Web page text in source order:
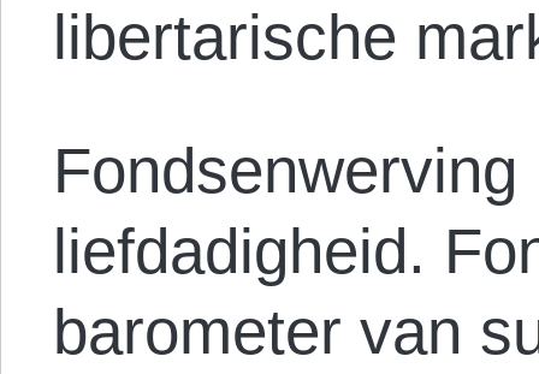
libertarische
liefdadigheid.
barometer van